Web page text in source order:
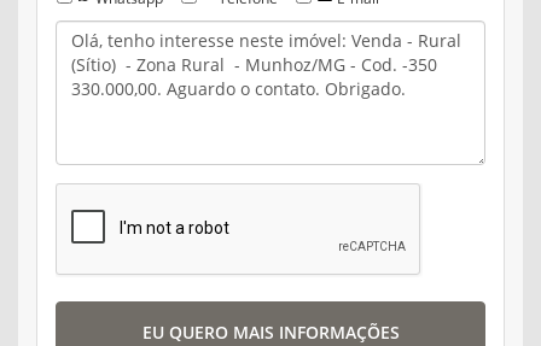
EU QUERO MAIS INFORMAÇÕES